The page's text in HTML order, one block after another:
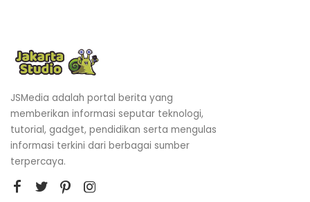
JSMedia adalah portal berita yang
memberikan informasi seputar teknologi,
tutorial, gadget, pendidikan serta mengulas
informasi terkini dari berbagai sumber
terpercaya.